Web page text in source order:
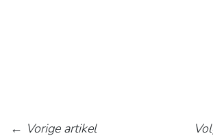
← Vorige artikel